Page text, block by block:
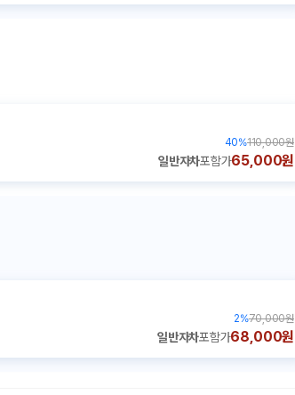
40%110,000원
일반자차포함가65,000원
2%70,000원
일반자차포함가68,000원